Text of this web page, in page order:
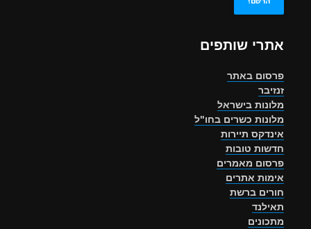
אתרי שותפים
פרסום באתר
זנזיבר
מלונות בישראל
מלונות כשרים בחו"ל
אינדקס תיירות
חדשות טובות
פרסום מאמרים
אימות אתרים
חורים ברשת
תאילנד
מתכונים